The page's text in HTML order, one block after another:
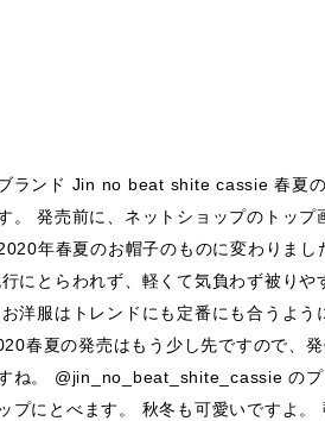
ランド Jin no beat shite cassie 春夏
。 発売前に、ネットショップのトップ
年春夏のお帽子のものに変わりまし
にとらわれず、軽くて気負わず被りや
洋服はトレンドにも定番にも合うよう
春夏の発売はもう少し先ですので、
ね。 @jin_no_beat_shite_cassie の
プにとべます。 秋冬も可愛いですよ。